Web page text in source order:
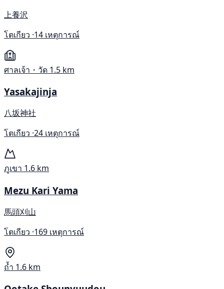
上養沢
โตเกียว ·14 เหตุการณ์
ศาลเจ้า・วัด 1.5 km
Yasakajinja
八坂神社
โตเกียว ·24 เหตุการณ์
ภูเขา 1.6 km
Mezu Kari Yama
馬頭刈山
โตเกียว ·169 เหตุการณ์
ถ้ำ 1.6 km